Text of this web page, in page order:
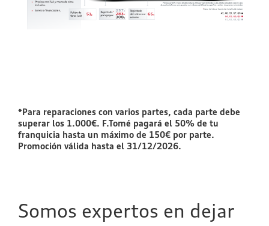
*Para reparaciones con varios partes, cada parte debe
superar los 1.000€. F.Tomé pagará el 50% de tu
franquicia hasta un máximo de 150€ por parte.
Promoción válida hasta el 31/12/2026.
Somos expertos en dejar